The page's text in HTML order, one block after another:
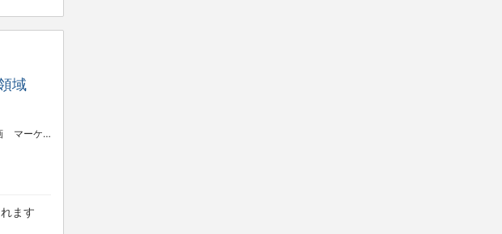
トウェア）
域
マーケティングコンサルタント
ます